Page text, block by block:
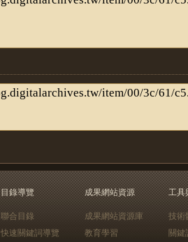
目錄導覽
聯合目錄
快速關鍵詞導覽
成果網站資源
成果網站資源庫
教育學習
工具
技術
關鍵